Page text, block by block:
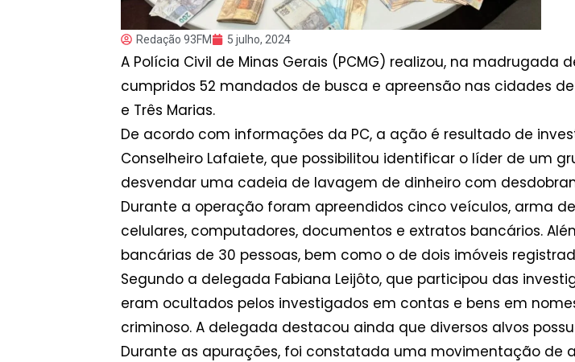
Redação 93FM 5 julho, 2024
A Polícia Civil de Minas Gerais (PCMG) realizou, na
cumpridos 52 mandados de busca e apreensão nas cidades
e Três Marias.
De acordo com informações da PC, a ação é resultado de
Conselheiro Lafaiete, que possibilitou identificar o líder de um
desvendar uma cadeia de lavagem de dinheiro com
Durante a operação foram apreendidos cinco veículos, arma
celulares, computadores, documentos e extratos bancários.
bancárias de 30 pessoas, bem como o de dois imóveis
Segundo a delegada Fabiana Leijôto, que participou das
eram ocultados pelos investigados em contas e bens em
criminoso. A delegada destacou ainda que diversos alvos
Durante as apurações, foi constatada uma movimentação de